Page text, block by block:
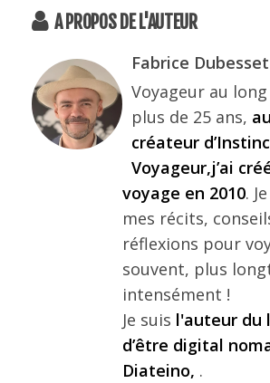
A PROPOS DE L'AUTEUR
Fabrice Dubesset
Voyageur au
plus de 25 ans,
créateur
Voyageur,j’ai
voyage en 2010.
mes récits,
réflexions pour
souvent, plus
intensément !
Je suis l'auteur du
d’être digital
Diateino, .